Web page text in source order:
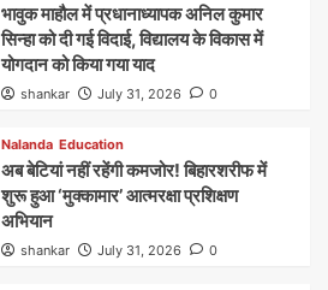
भावुक माहौल में प्रधानाध्यापक अनिल कुमार
सिन्हा को दी गई विदाई, विद्यालय के विकास में
योगदान को किया गया याद
shankar July 31, 2026 0
Nalanda Education
अब बेटियां नहीं रहेंगी कमजोर! बिहारशरीफ में
शुरू हुआ ‘मुक्कामार’ आत्मरक्षा प्रशिक्षण
अभियान
shankar July 31, 2026 0